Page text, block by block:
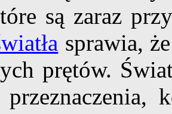
są zaraz
sprawia,
prętów.